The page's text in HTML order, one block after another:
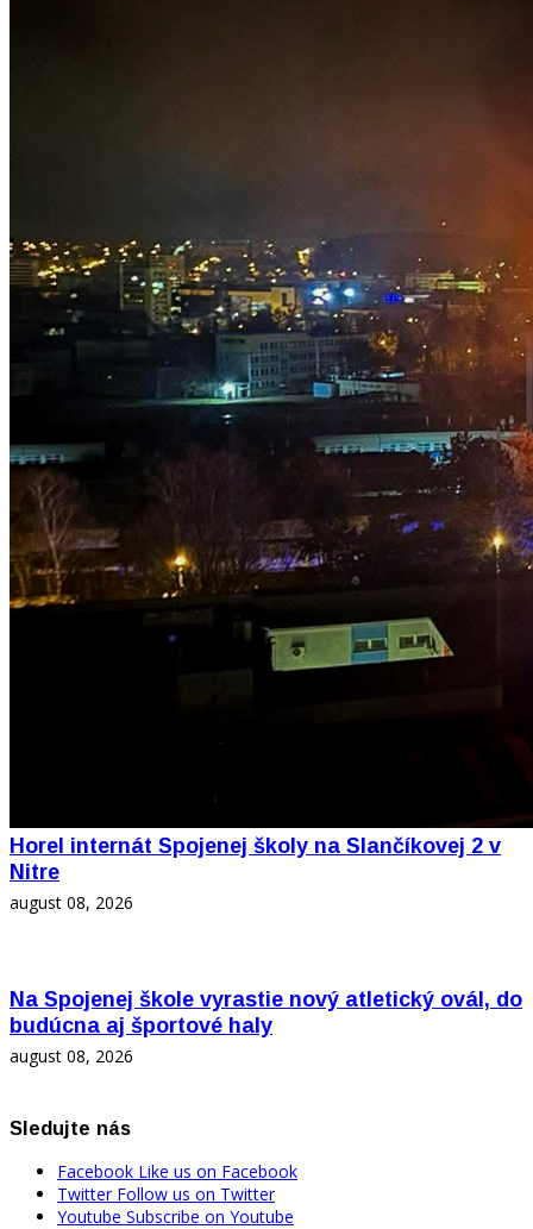
Horel internát Spojenej školy na Slančíkovej 2 v
Nitre
august 08, 2026
Na Spojenej škole vyrastie nový atletický ovál, do
budúcna aj športové haly
august 08, 2026
Sledujte nás
Facebook Like us on Facebook
Twitter Follow us on Twitter
Youtube Subscribe on Youtube